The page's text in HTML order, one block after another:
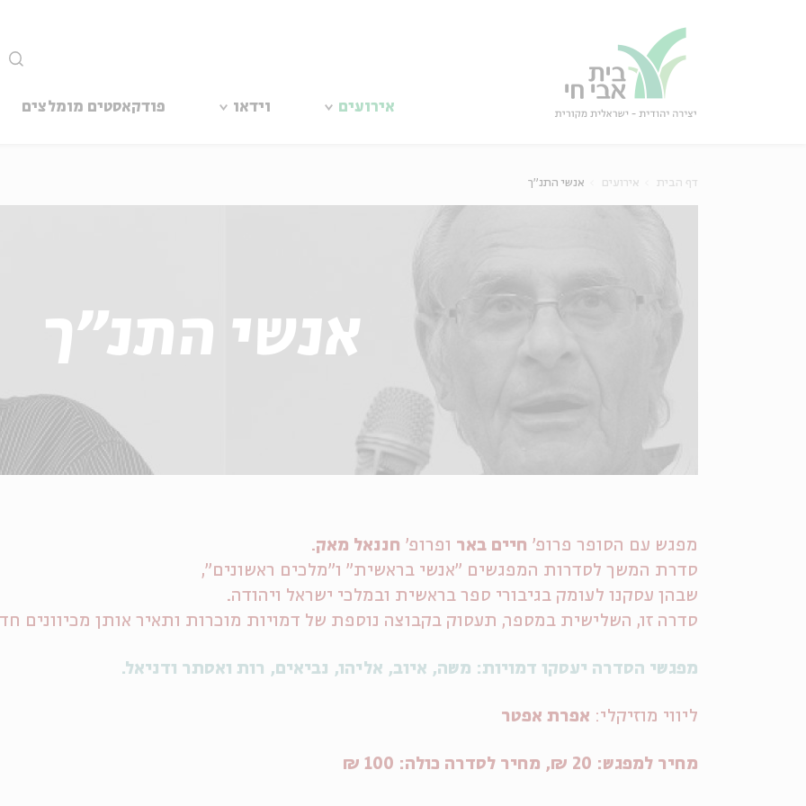
אירועים וידאו פודקאסטים מומלצים
דף הבית אירועים אנשי התנ"ך
אנשי התנ"ך
מפגש עם הסופר פרופ' חיים באר ופרופ' חננאל מאק.
סדרת המשך לסדרות המפגשים "אנשי בראשית" ו"מלכים ראשונים",
שבהן עסקנו לעומק בגיבורי ספר בראשית ובמלכי ישראל ויהודה.
סדרה זו, השלישית במספר, תעסוק בקבוצה נוספת של דמויות מוכרות ותאיר אותן מכיוונים
מפגשי הסדרה יעסקו דמויות: משה, איוב, אליהו, נביאים, רות ואסתר ודניאל.
ליווי מוזיקלי: אפרת אפטר
מחיר למפגש: 20 ₪, מחיר לסדרה כולה: 100 ₪